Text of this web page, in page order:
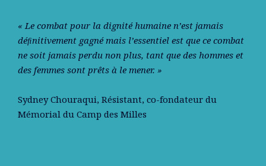
« Le combat pour la dignité humaine n’est jamais
déﬁnitivement gagné mais l’essentiel est que ce combat
ne soit jamais perdu non plus, tant que des hommes et
des femmes sont prêts à le mener. »
Sydney Chouraqui, Résistant, co-fondateur du
Mémorial du Camp des Milles